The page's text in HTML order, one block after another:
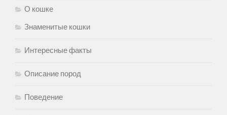
О кошке
Знаменитые кошки
Интересные факты
Описание пород
Поведение